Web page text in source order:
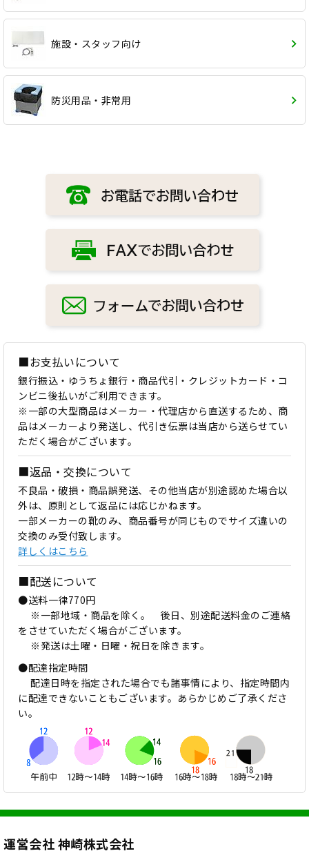
施設・スタッフ向け
防災用品・非常用
■お支払いについて
銀行振込・ゆうちょ銀行・商品代引・クレジットカード・コ
ンビニ後払いがご利用できます。
※一部の大型商品はメーカー・代理店から直送するため、商
品はメーカーより発送し、代引き伝票は当店から送らせてい
ただく場合がございます。
■返品・交換について
不良品・破損・商品誤発送、その他当店が別途認めた場合以
外は、原則として返品には応じかねます。
一部メーカーの靴のみ、商品番号が同じものでサイズ違いの
交換のみ受付致します。
詳しくはこちら
■配送について
●送料一律770円
※一部地域・商品を除く。 後日、別途配送料金のご連絡
をさせていただく場合がございます。
※発送は土曜・日曜・祝日を除きます。
●配達指定時間
配達日時を指定された場合でも諸事情により、指定時間内
に配達できないこともございます。あらかじめご了承くださ
い。
運営会社 神崎株式会社